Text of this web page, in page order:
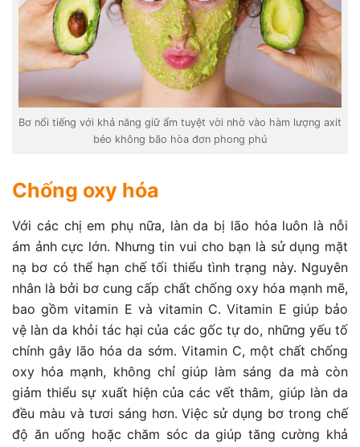
Bơ nổi tiếng với khả năng giữ ẩm tuyệt vời nhờ vào hàm lượng axit
béo không bão hòa đơn phong phú
Chống oxy hóa
Với các chị em phụ nữa, làn da bị lão hóa luôn là nỗi
ám ảnh cực lớn. Nhưng tin vui cho bạn là sử dụng mặt
nạ bơ có thể hạn chế tối thiểu tình trạng này. Nguyên
nhân là bởi bơ cung cấp chất chống oxy hóa mạnh mẽ,
bao gồm vitamin E và vitamin C. Vitamin E giúp bảo
vệ làn da khỏi tác hại của các gốc tự do, những yếu tố
chính gây lão hóa da sớm. Vitamin C, một chất chống
oxy hóa mạnh, không chỉ giúp làm sáng da mà còn
giảm thiểu sự xuất hiện của các vết thâm, giúp làn da
đều màu và tươi sáng hơn. Việc sử dụng bơ trong chế
độ ăn uống hoặc chăm sóc da giúp tăng cường khả